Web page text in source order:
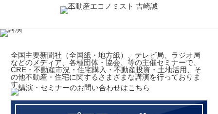
全国主要新聞社（全国紙・地方紙）、テレビ局、ラジオ局
などのメディア、各種団体・協会、等の主催セミナーで、
CRE・不動産市況・住宅購入・不動産投資・土地活用、そ
の他不動産・住宅に関するさまざまな講演を行っておりま
す。